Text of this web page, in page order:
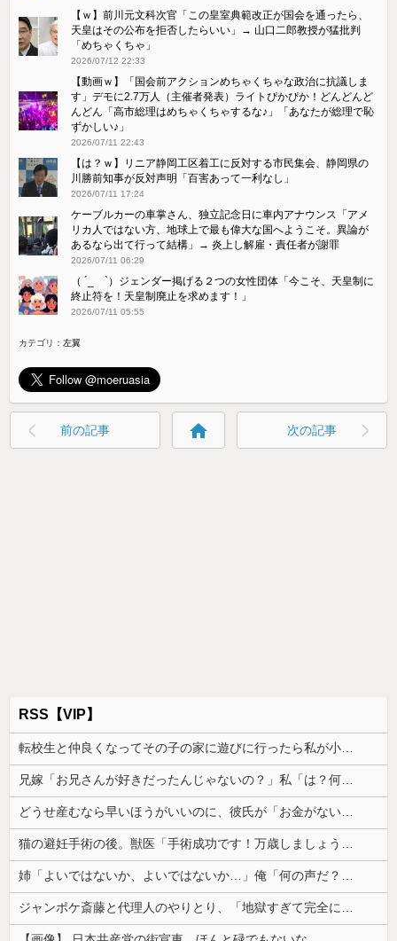
【ｗ】前川元文科次官「この皇室典範改正が国会を通ったら、
天皇はその公布を拒否したらいい」→ 山口二郎教授が猛批判
「めちゃくちゃ」
2026/07/12 22:33
【動画ｗ】「国会前アクションめちゃくちゃな政治に抗議しま
す」デモに2.7万人（主催者発表）ライトぴかぴか！どんどんど
んどん「高市総理はめちゃくちゃするな♪」「あなたが総理で恥
ずかしい♪」
2026/07/11 22:43
【は？ｗ】リニア静岡工区着工に反対する市民集会、静岡県の
川勝前知事が反対声明「百害あって一利なし」
2026/07/11 17:24
ケーブルカーの車掌さん、独立記念日に車内アナウンス「アメ
リカ人ではない方、地球上で最も偉大な国へようこそ。異論が
あるなら出て行って結構」→ 炎上し解雇・責任者が謝罪
2026/07/11 06:29
（ ´_ゝ`）ジェンダー掲げる２つの女性団体「今こそ、天皇制に
終止符を！天皇制廃止を求めます！」
2026/07/11 05:55
カテゴリ：左翼
前の記事 home 次の記事
RSS【VIP】